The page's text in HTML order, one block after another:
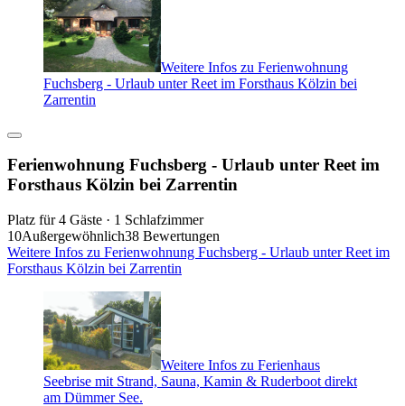
Weitere Infos zu Ferienwohnung
Fuchsberg - Urlaub unter Reet im Forsthaus Kölzin bei
Zarrentin
Ferienwohnung Fuchsberg - Urlaub unter Reet im
Forsthaus Kölzin bei Zarrentin
Platz für 4 Gäste · 1 Schlafzimmer
10Außergewöhnlich38 Bewertungen
Weitere Infos zu Ferienwohnung Fuchsberg - Urlaub unter Reet im
Forsthaus Kölzin bei Zarrentin
Weitere Infos zu Ferienhaus
Seebrise mit Strand, Sauna, Kamin & Ruderboot direkt
am Dümmer See.